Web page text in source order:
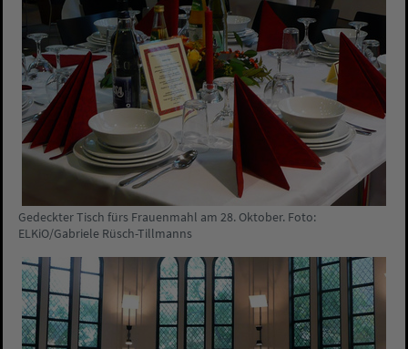
Gedeckter Tisch fürs Frauenmahl am 28. Oktober. Foto:
ELKiO/Gabriele Rüsch-Tillmanns